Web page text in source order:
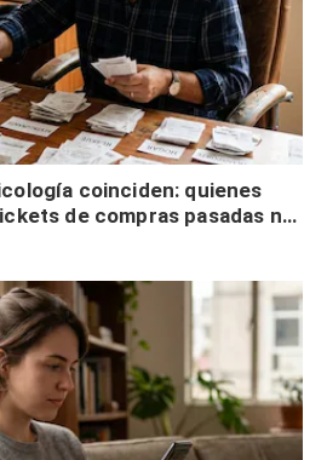
coinciden: quienes
de compras pasadas no
que tienen necesidad de